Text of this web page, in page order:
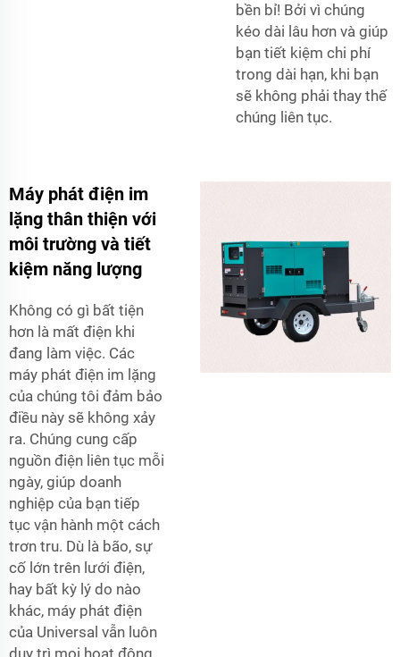
bền bỉ! Bởi vì chúng
kéo dài lâu hơn và giúp
bạn tiết kiệm chi phí
trong dài hạn, khi bạn
sẽ không phải thay thế
chúng liên tục.
Máy phát điện im
lặng thân thiện với
môi trường và tiết
kiệm năng lượng
Không có gì bất tiện
hơn là mất điện khi
đang làm việc. Các
máy phát điện im lặng
của chúng tôi đảm bảo
điều này sẽ không xảy
ra. Chúng cung cấp
nguồn điện liên tục mỗi
ngày, giúp doanh
nghiệp của bạn tiếp
tục vận hành một cách
trơn tru. Dù là bão, sự
cố lớn trên lưới điện,
hay bất kỳ lý do nào
khác, máy phát điện
của Universal vẫn luôn
duy trì mọi hoạt động.